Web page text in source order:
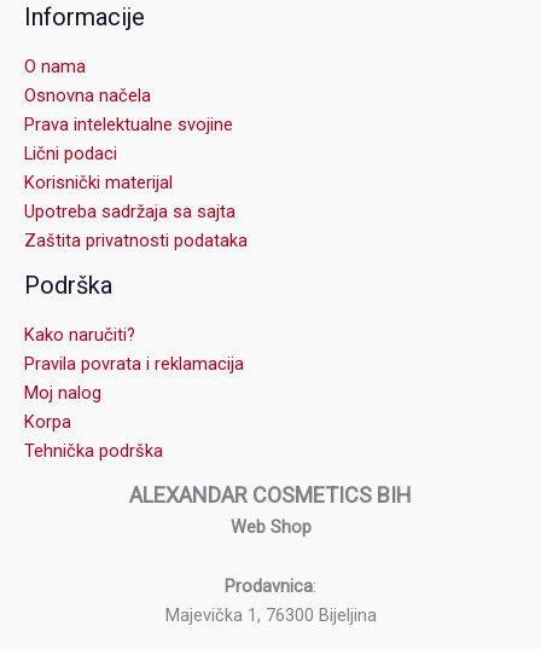
Informacije
O nama
Osnovna načela
Prava intelektualne svojine
Lični podaci
Korisnički materijal
Upotreba sadržaja sa sajta
Zaštita privatnosti podataka
Podrška
Kako naručiti?
Pravila povrata i reklamacija
Moj nalog
Korpa
Tehnička podrška
ALEXANDAR COSMETICS BIH
Web Shop
Prodavnica:
Majevička 1, 76300 Bijeljina